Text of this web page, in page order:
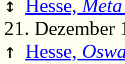
↕ Hesse, Meta
21. Dezember
↑ Hesse,